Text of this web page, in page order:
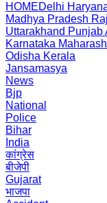
HOMEDelhi
Madhya Pradesh
Uttarakhand Punjab
Karnataka
Odisha Kerala
Jansamasya
News
Bjp
National
Police
Bihar
India
कांग्रेस
बीजेपी
Gujarat
भाजपा